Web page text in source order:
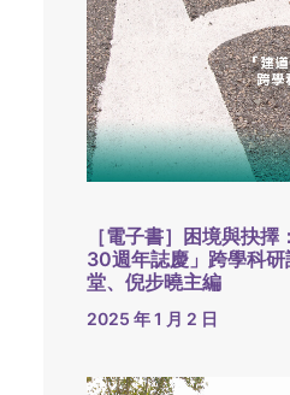
［電子書］困境與抉
30週年誌慶」跨學科
堂、倪步曉主編
2025 年 1 月 2 日